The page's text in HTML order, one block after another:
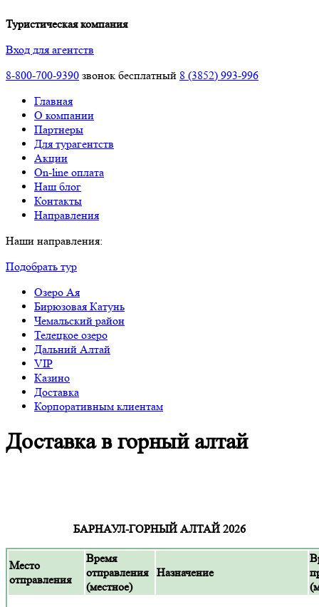
Туристическая компания
Вход для агентств
8-800-700-9390 звонок бесплатный 8 (3852) 993-996
Главная
О компании
Партнеры
Для турагентств
Акции
On-line оплата
Наш блог
Контакты
Направления
Наши направления:
Подобрать тур
Озеро Ая
Бирюзовая Катунь
Чемальский район
Телецкое озеро
Дальний Алтай
VIP
Казино
Доставка
Корпоративным клиентам
Доставка в горный алтай
БАРНАУЛ-ГОРНЫЙ АЛТАЙ 2026
Место
отправления
Время
отправления
(местное)
Назначение